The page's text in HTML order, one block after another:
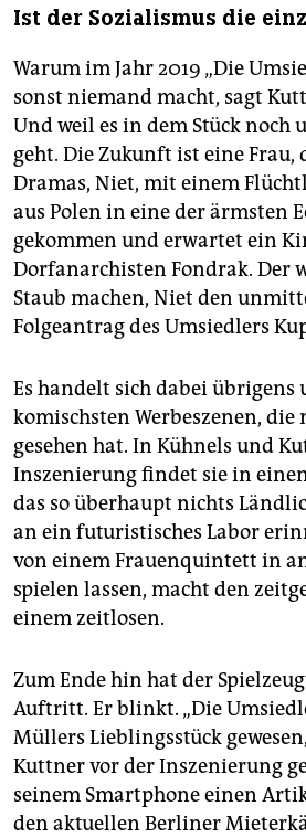
Ist der Sozialismus die
Warum im Jahr 2019 „Die
sonst niemand macht, sagt
Und weil es in dem Stück noch
geht. Die Zukunft ist eine Frau,
Dramas, Niet, mit einem
aus Polen in eine der ärmsten
gekommen und erwartet ein
Dorfanarchisten Fondrak. Der
Staub machen, Niet den
Folgeantrag des Umsiedlers
Es handelt sich dabei übrigens
komischsten Werbeszenen, die
gesehen hat. In Kühnels und
Inszenierung findet sie in
das so überhaupt nichts
an ein futuristisches Labor
von einem Frauen­quintett in
spielen lassen, macht den
einem zeitlosen.
Zum Ende hin hat der
Auftritt. Er blinkt. „Die
Müllers Lieblingsstück
Kuttner vor der Inszenierung
seinem Smartphone einen
den aktuellen Berliner